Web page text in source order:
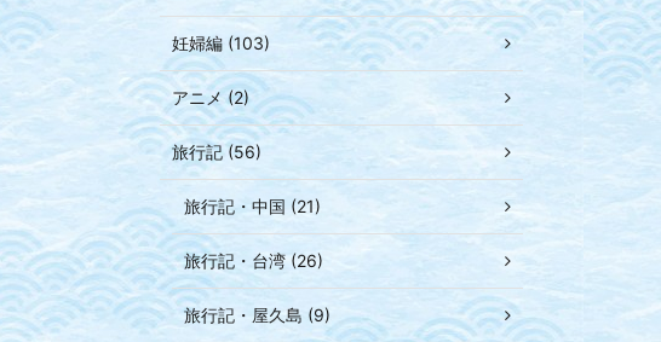
妊婦編 (103)
アニメ (2)
旅行記 (56)
旅行記・中国 (21)
旅行記・台湾 (26)
旅行記・屋久島 (9)